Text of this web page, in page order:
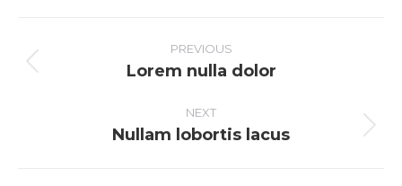
NAVIGATION
PREVIOUS
Previous
Lorem nulla dolor
NEXT
Next
Nullam lobortis lacus